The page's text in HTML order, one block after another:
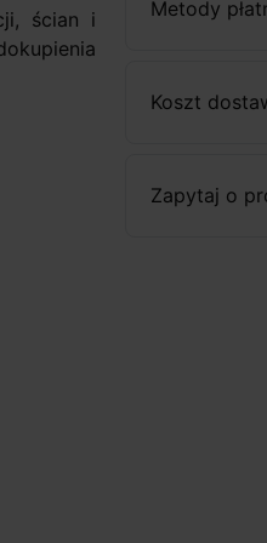
Metody
Koszt
Zapytaj o
ścian i